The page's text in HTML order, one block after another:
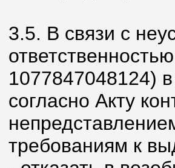
3.5. В связи с
1077847048124)
согласно Акту
требованиям к